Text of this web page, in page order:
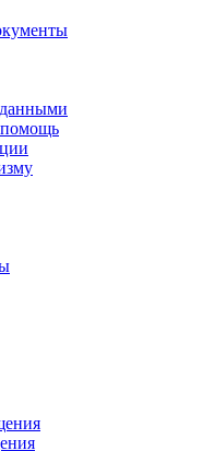
помощь